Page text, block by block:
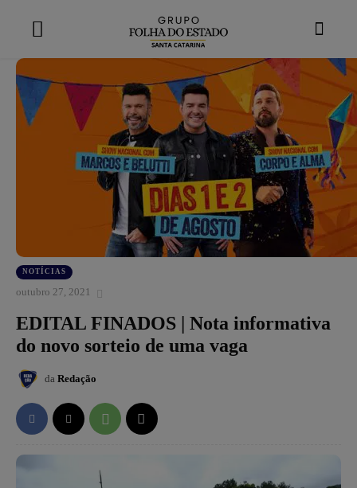
NOTÍCIAS
outubro 27, 2021
EDITAL FINADOS | Nota informativa
do novo sorteio de uma vaga
da Redação